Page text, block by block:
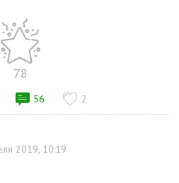
78
56 2
2019, 10:19